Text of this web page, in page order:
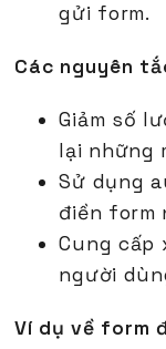
gửi form.
Các nguyên
Giảm số
lại những
Sử dụng
điền form
Cung cấp
người
Ví dụ về form